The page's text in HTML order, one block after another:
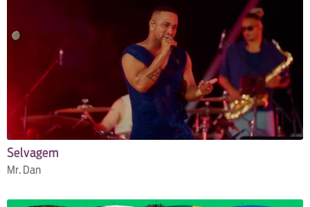
Selvagem
Mr. Dan